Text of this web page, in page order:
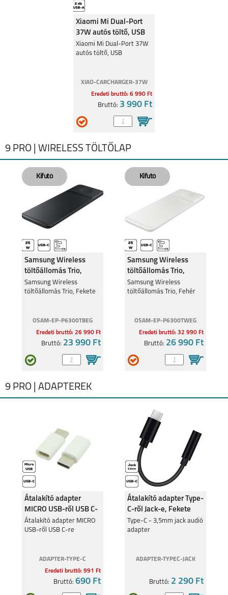
Xiaomi Mi Dual-Port
37W autós töltő, USB
Xiaomi Mi Dual-Port 37W
autós töltő, USB
XIAO-CARCHARGER-37W
Eredeti bruttó: 6 990 Ft
Bruttó: 3 990 Ft
9 PRO | WIRELESS TÖLTŐLAP
Samsung Wireless
töltőállomás Trio,
Fekete
Samsung Wireless
töltőállomás Trio, Fekete
OSAM-EP-P6300TBEG
Eredeti bruttó: 26 990 Ft
Bruttó: 23 990 Ft
Samsung Wireless
töltőállomás Trio,
Fehér
Samsung Wireless
töltőállomás Trio, Fehér
OSAM-EP-P6300TWEG
Eredeti bruttó: 32 990 Ft
Bruttó: 26 990 Ft
9 PRO | ADAPTEREK
Átalakító adapter
MICRO USB-ről USB C-
re
Átalakító adapter MICRO
USB-ről USB C-re
ADAPTER-TYPE-C
Eredeti bruttó: 991 Ft
Bruttó: 690 Ft
Átalakító adapter Type-
C-ről Jack-e, Fekete
Type-C - 3,5mm jack audió
adapter
ADAPTER-TYPEC-JACK
Bruttó: 2 290 Ft